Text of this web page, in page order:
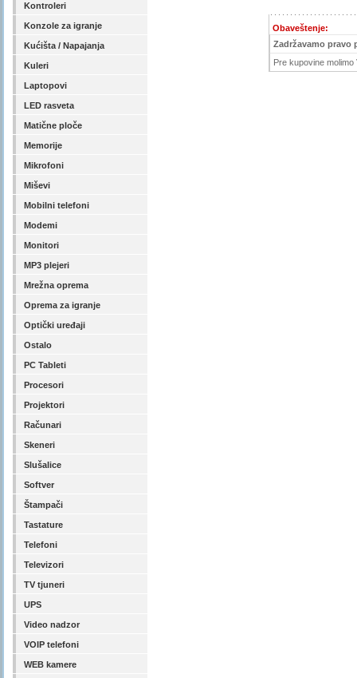
Kontroleri
Konzole za igranje
Kućišta / Napajanja
Kuleri
Laptopovi
LED rasveta
Matične ploče
Memorije
Mikrofoni
Miševi
Mobilni telefoni
Modemi
Monitori
MP3 plejeri
Mrežna oprema
Oprema za igranje
Optički uređaji
Ostalo
PC Tableti
Procesori
Projektori
Računari
Skeneri
Slušalice
Softver
Štampači
Tastature
Telefoni
Televizori
TV tjuneri
UPS
Video nadzor
VOIP telefoni
WEB kamere
Obaveštenje:
Zadržavamo pravo
Pre kupovine